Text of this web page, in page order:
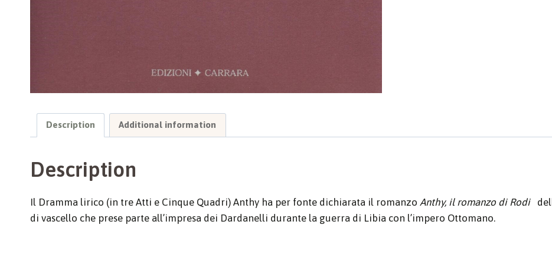
Description Additional information
Description
Il Dramma lirico (in tre Atti e Cinque Quadri) Anthy ha per fonte dichiarata il romanzo Anthy, il romanzo di Rodi
di vascello che prese parte all’impresa dei Dardanelli durante la guerra di Libia con l’impero Ottomano.